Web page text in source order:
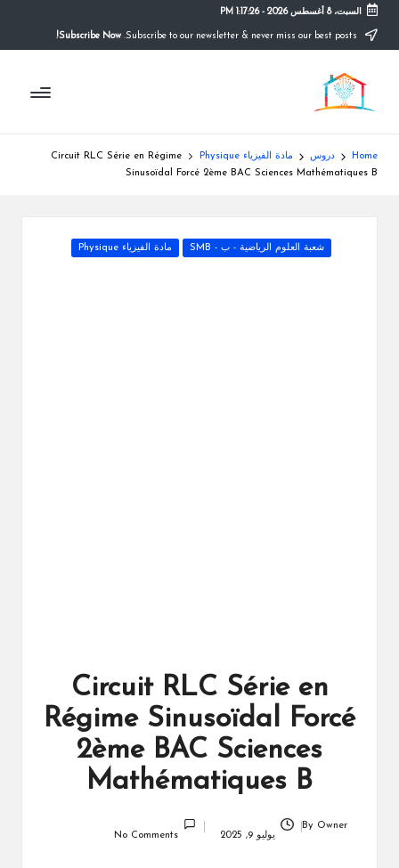
content
السبت، 8 أغسطس 2026 -
1:17:27 PM
Subscribe Now!
م
و
ق
ع
التعليم
الصريح
Home دروس مادة الفيزياء Physique
Circuit RLC Série en Régime
Sinusoïdal Forcé 2ème BAC Sciences Mathématiques B
Posted
شعبة العلوم الرياضية - ب - SMB مادة الفيزياء Physique
Circuit RLC Série en
Régime Sinusoïdal Forcé
2ème BAC Sciences
Mathématiques B
By Owner
يوليو 9, 2025
No Comments